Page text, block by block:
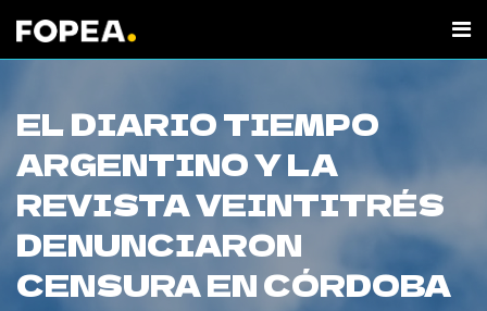
EL DIARIO TIEMPO
ARGENTINO Y LA
REVISTA VEINTITRÉS
DENUNCIARON
CENSURA EN CÓRDOBA